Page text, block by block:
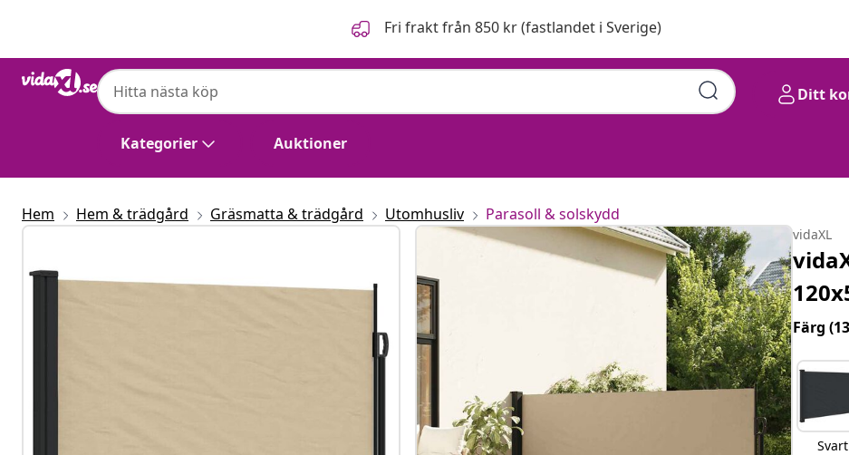
Fri frakt från 850 kr (fastlandet i Sverige)
Kategorier Auktioner
Ditt
Hem Hem & trädgård Gräsmatta & trädgård Utomhusliv Parasoll & solskydd
vidaXL
Färg
Svart